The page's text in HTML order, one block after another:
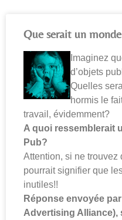
Que serait un
Imaginez
d’objets
Quelles
hormis le
travail, évidemment?
A quoi ressemblerait
Pub?
Attention, si ne trouvez
pourrait signifier que
inutiles!!
Réponse envoyée
Advertising Alliance),